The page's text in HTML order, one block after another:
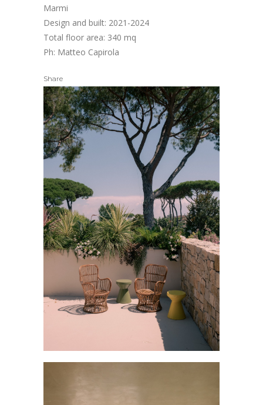
Marmi
Design and built: 2021-2024
Total floor area: 340 mq
Ph: Matteo Capirola
Share